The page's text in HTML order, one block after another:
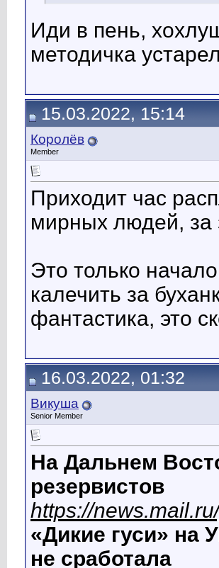
Иди в пень,
методичка
15.03.2022, 15:14
Королёв
Member
Приходит час
мирных людей, за
Это только
калечить за
фантастика, это
16.03.2022, 01:32
Викуша
Senior Member
На Дальнем
резервистов
https://
«Дикие гуси» на
не сработала